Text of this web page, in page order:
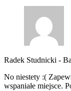
Radek Studnicki -
No niestety :(
wspaniałe miejsce.